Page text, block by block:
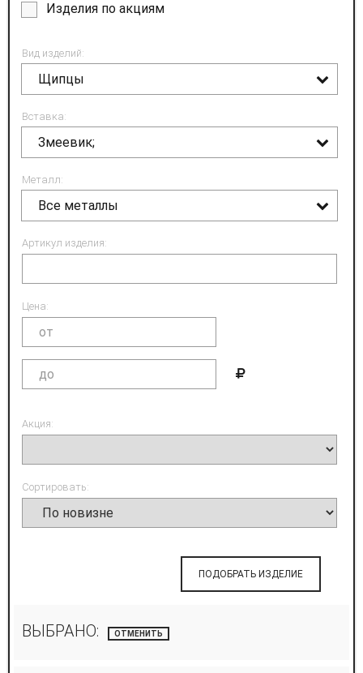
Изделия по акциям
Вид изделий:
Щипцы
Вставка:
Змеевик;
Металл:
Все металлы
Артикул изделия:
Цена:
Акция:
Сортировать:
ПОДОБРАТЬ ИЗДЕЛИЕ
ВЫБРАНО: ОТМЕНИТЬ